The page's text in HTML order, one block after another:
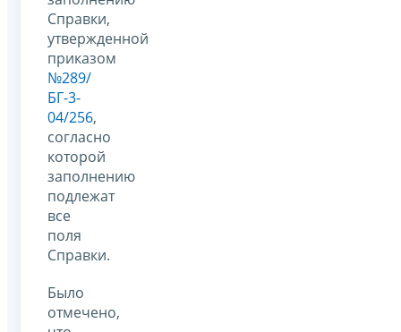
Справки,
утвержденной
приказом
№289/
БГ-3-
04/256,
согласно
которой
заполнению
подлежат
все
поля
Справки.
Было
отмечено,